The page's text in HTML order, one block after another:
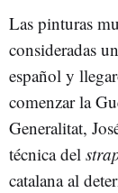
Las pinturas
consideradas
español y
comenzar la
Generalitat,
técnica del
catalana al